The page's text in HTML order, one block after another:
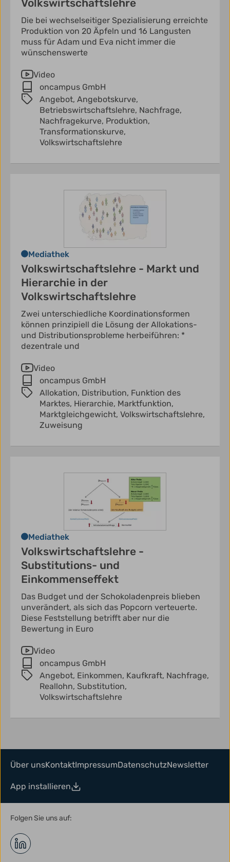
Volkswirtschaftslehre
Die bei wechselseitiger Spezialisierung erreichte
Produktion von 20 Äpfeln und 16 Langusten
muss für Adam und Eva nicht immer die
wünschenswerte
Video
oncampus GmbH
Angebot, Angebotskurve,
Betriebswirtschaftslehre, Nachfrage,
Nachfragekurve, Produktion,
Transformationskurve,
Volkswirtschaftslehre
Mediathek
Volkswirtschaftslehre - Markt und
Hierarchie in der
Volkswirtschaftslehre
Zwei unterschiedliche Koordinationsformen
können prinzipiell die Lösung der Allokations-
und Distributionsprobleme herbeiführen: *
dezentrale und
Video
oncampus GmbH
Allokation, Distribution, Funktion des
Marktes, Hierarchie, Marktfunktion,
Marktgleichgewicht, Volkswirtschaftslehre,
Zuweisung
Mediathek
Volkswirtschaftslehre -
Substitutions- und
Einkommenseffekt
Das Budget und der Schokoladenpreis blieben
unverändert, als sich das Popcorn verteuerte.
Diese Feststellung betrifft aber nur die
Bewertung in Euro
Video
oncampus GmbH
Angebot, Einkommen, Kaufkraft, Nachfrage,
Reallohn, Substitution,
Volkswirtschaftslehre
Über unsKontaktImpressumDatenschutzNewsletter
App installieren
Folgen Sie uns auf: